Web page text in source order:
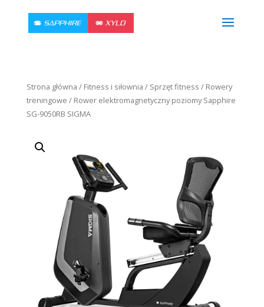
Strona główna / Fitness i siłownia / Sprzęt fitness / Rowery
treningowe / Rower elektromagnetyczny poziomy Sapphire
SG-9050RB SIGMA